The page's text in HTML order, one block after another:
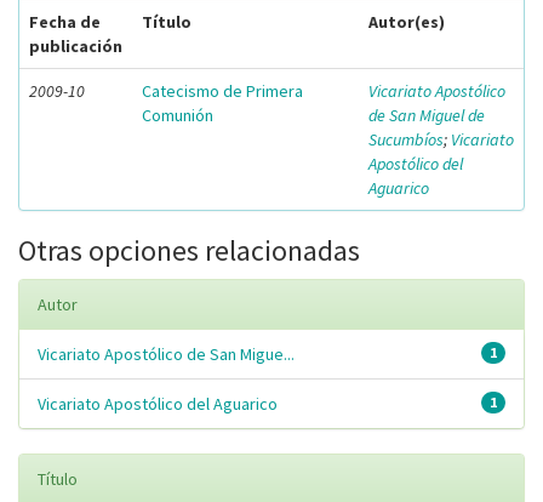
Fecha de
publicación
Título Autor(es)
2009-10
Catecismo de Primera
Comunión
Vicariato Apostólico
de San Miguel de
Sucumbíos; Vicariato
Apostólico del
Aguarico
Otras opciones relacionadas
Autor
1
Vicariato Apostólico de San Migue...
1
Vicariato Apostólico del Aguarico
Título